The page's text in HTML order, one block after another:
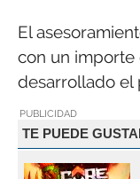
El
con un importe
desarrollado el
PUBLICIDAD
TE PUEDE